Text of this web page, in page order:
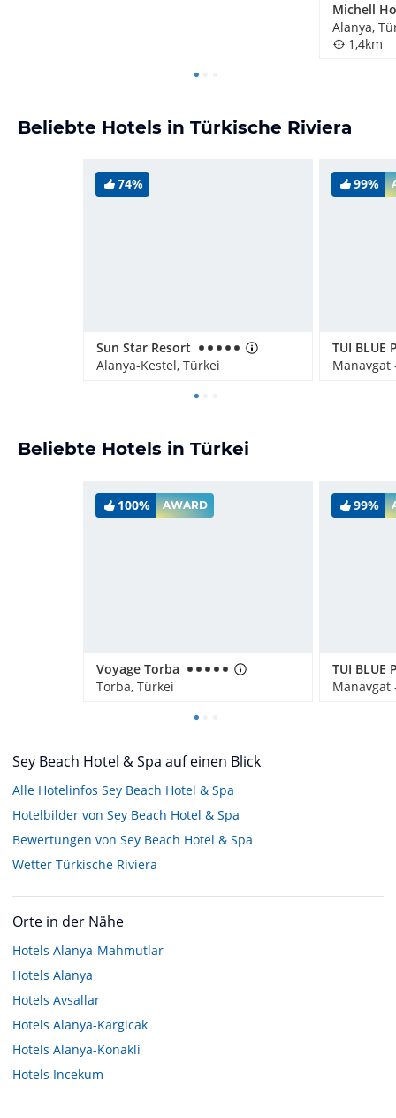
Michell
Alanya,
1,4km
Beliebte Hotels in Türkische Riviera
74%
Sun Star Resort
Alanya-Kestel, Türkei
99%
Manavgat
Beliebte Hotels in Türkei
100% AWARD
Voyage Torba
Torba, Türkei
99%
Manavgat
Sey Beach Hotel & Spa auf einen Blick
Alle Hotelinfos Sey Beach Hotel & Spa
Hotelbilder von Sey Beach Hotel & Spa
Bewertungen von Sey Beach Hotel & Spa
Wetter Türkische Riviera
Orte in der Nähe
Hotels Alanya-Mahmutlar
Hotels Alanya
Hotels Avsallar
Hotels Alanya-Kargicak
Hotels Alanya-Konakli
Hotels Incekum